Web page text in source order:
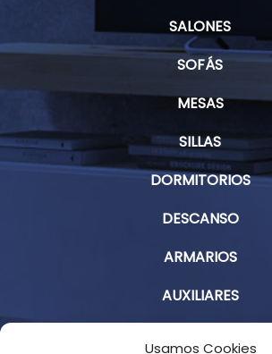
Usamos Cookies
SALONES
SOFÁS
MESAS
SILLAS
DORMITORIOS
DESCANSO
ARMARIOS
AUXILIARES
Aviso Legal